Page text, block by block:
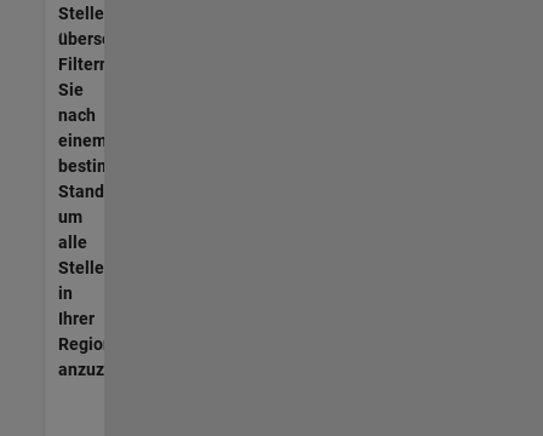
Stellen
übersetzt.
Filtern
Sie
nach
einem
bestimmten
Standort,
um
alle
Stellenangebote
in
Ihrer
Region
anzuzeigen.